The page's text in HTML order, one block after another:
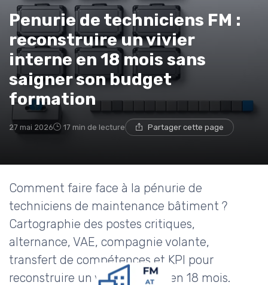
Penurie de techniciens FM :
reconstruire un vivier
interne en 18 mois sans
saigner son budget
formation
27 mai 2026 17 min de lecture Partager cette page
Comment faire face à la pénurie de
techniciens de maintenance bâtiment ?
Cartographie des postes critiques,
alternance, VAE, compagnie volante,
transfert de compétences et KPI pour
reconstruire un vivier interne en 18 mois.